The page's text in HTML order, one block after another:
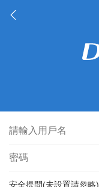
安全提問(未設置請忽略)